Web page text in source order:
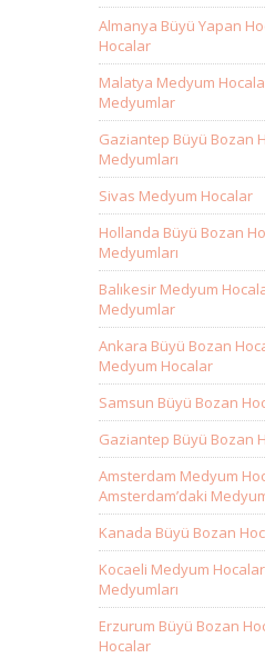
Almanya Büyü Yapan
Hocalar
Malatya Medyum
Medyumlar
Gaziantep Büyü Bozan
Medyumları
Sivas Medyum Hocalar
Hollanda Büyü Bozan
Medyumları
Balıkesir Medyum
Medyumlar
Ankara Büyü Bozan
Medyum Hocalar
Samsun Büyü Bozan
Gaziantep Büyü Bozan
Amsterdam Medyum
Amsterdam’daki
Kanada Büyü Bozan
Kocaeli Medyum
Medyumları
Erzurum Büyü Bozan
Hocalar